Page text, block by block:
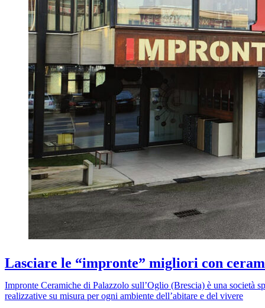
Lasciare le “impronte” migliori con
Impronte Ceramiche di Palazzolo sull’Oglio (Brescia) è una società
realizzative su misura per ogni ambiente dell’abitare e del vivere